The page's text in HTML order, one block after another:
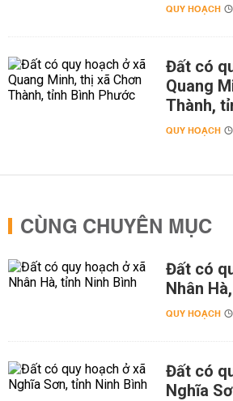
QUY HOẠCH
Đất có
Quang
Thành,
QUY HOẠCH
CÙNG CHUYÊN MỤC
Đất có
Nhân
QUY HOẠCH
Đất có
Nghĩa